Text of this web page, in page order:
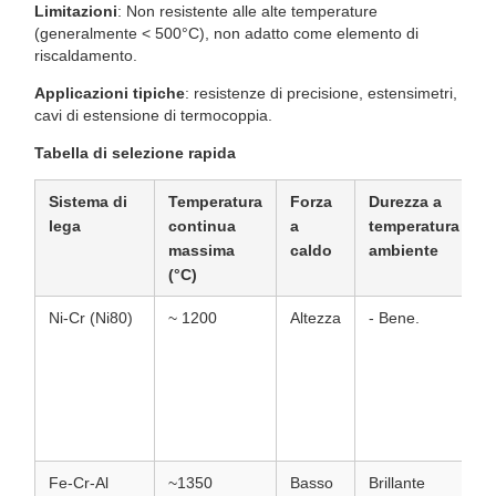
Limitazioni: Non resistente alle alte temperature
(generalmente < 500°C), non adatto come elemento di
riscaldamento.
Applicazioni tipiche: resistenze di precisione, estensimetri,
cavi di estensione di termocoppia.
Tabella di selezione rapida
Sistema di
lega
Temperatura
continua
massima
(°C)
Forza
a
caldo
Durezza a
temperatura
ambiente
Ni-Cr (Ni80) ~ 1200 Altezza - Bene.
Fe-Cr-Al
~1350 Basso Brillante